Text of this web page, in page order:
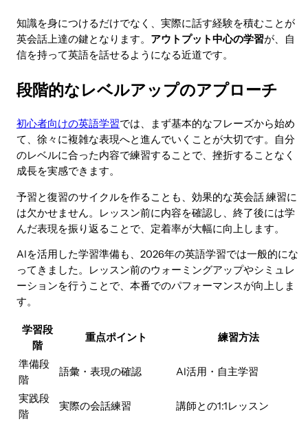
知識を身につけるだけでなく、実際に話す経験を積むことが
英会話上達の鍵となります。 アウトプット中心の学習が、自
信を持って英語を話せるようになる近道です。
段階的なレベルアップのアプローチ
初心者向けの英語学習では、まず基本的なフレーズから始め
て、徐々に複雑な表現へと進んでいくことが大切です。自分
のレベルに合った内容で練習することで、挫折することなく
成長を実感できます。
予習と復習のサイクルを作ることも、効果的な英会話 練習に
は欠かせません。レッスン前に内容を確認し、終了後には学
んだ表現を振り返ることで、定着率が大幅に向上します。
AIを活用した学習準備も、2026年の英語学習では一般的にな
ってきました。レッスン前のウォーミングアップやシミュレ
ーションを行うことで、本番でのパフォーマンスが向上しま
す。
学習段
階
重点ポイント 練習方法
準備段
階
語彙・表現の確認 AI活用・自主学習
実践段
階
実際の会話練習 講師との1:1レッスン